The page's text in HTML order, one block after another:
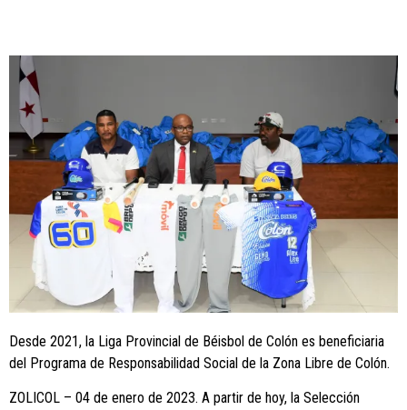
Desde 2021, la Liga Provincial de Béisbol de Colón es beneficiaria
del Programa de Responsabilidad Social de la Zona Libre de Colón.
ZOLICOL – 04 de enero de 2023. A partir de hoy, la Selección